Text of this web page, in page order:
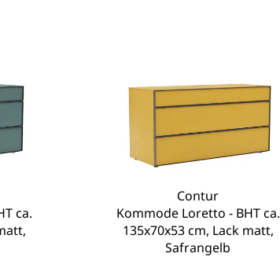
ca.
Contur
Kommode Loretto - BHT ca.
135x70x53 cm, Lack matt,
Safrangelb